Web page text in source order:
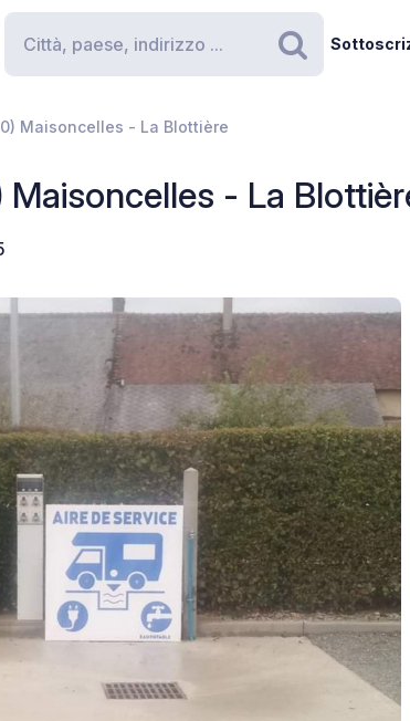
Ricerca
Maisoncelles - La Blottière
- La